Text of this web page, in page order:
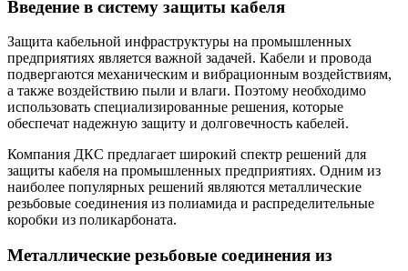
Введение в систему защиты кабеля
Защита кабельной инфраструктуры на промышленных
предприятиях является важной задачей. Кабели и провода
подвергаются механическим и вибрационным воздействиям,
а также воздействию пыли и влаги. Поэтому необходимо
использовать специализированные решения, которые
обеспечат надежную защиту и долговечность кабелей.
Компания ДКС предлагает широкий спектр решений для
защиты кабеля на промышленных предприятиях. Одним из
наиболее популярных решений являются металлические
резьбовые соединения из полиамида и распределительные
коробки из поликарбоната.
Металлические резьбовые соединения из